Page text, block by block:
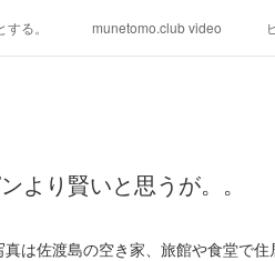
る。 munetomo.club video
の手料理 総集編 https://
より賢いと思うが。。
は佐渡島の空き家、旅館や食堂で